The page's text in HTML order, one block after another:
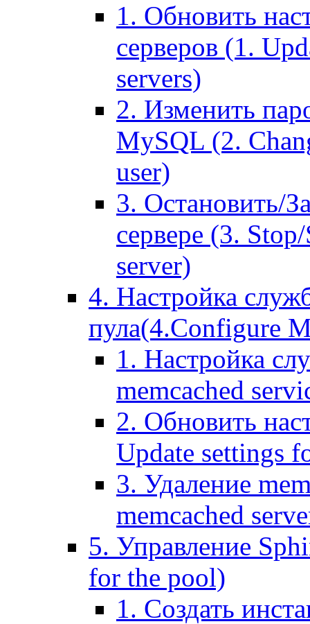
1. Обновить
серверов (1.
servers)
2. Изменить
MySQL (2.
user)
3. Остановить/
сервере (3.
server)
4. Настройка
пула(4.Configure
1. Настройка
memcached
2. Обновить
Update settings
3. Удаление
memcached
5. Управление
for the pool)
1. Создать